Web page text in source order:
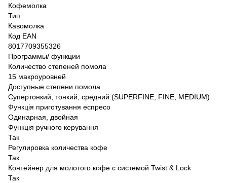
Кофемолка
Тип
Кавомолка
Код EAN
8017709355326
Программы/ функции
Количество степеней помола
15 макроуровней
Доступные степени помола
Супертонкий, тонкий, средний (SUPERFINE, FINE, MEDIUM)
Функція приготування еспресо
Одинарная, двойная
Функція ручного керування
Так
Регулировка количества кофе
Так
Контейнер для молотого кофе с системой Twist & Lock
Так